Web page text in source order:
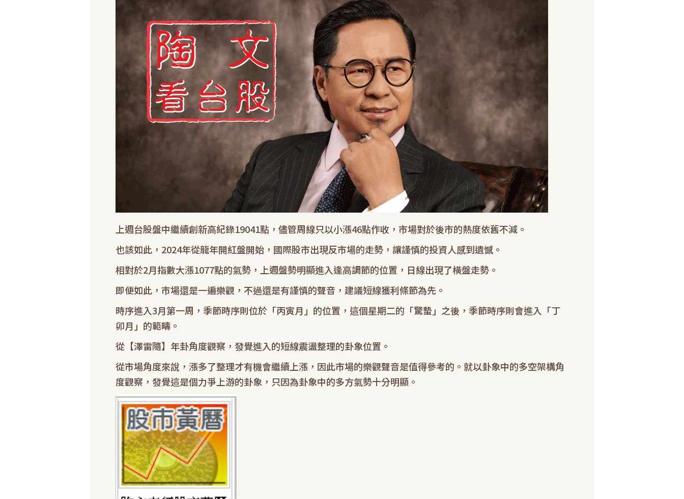
上週台股盤中繼續創新高紀錄19041點，儘管周線只以小漲46點作收，市場對於後市的熱度依舊不減。
也該如此，2024年從龍年開紅盤開始，國際股市出現反市場的走勢，讓謹慎的投資人感到遺憾。
相對於2月指數大漲1077點的氣勢，上週盤勢明顯進入逢高調節的位置，日線出現了橫盤走勢。
即便如此，市場還是一遍樂觀，不過還是有謹慎的聲音，建議短線獲利條節為先。
時序進入3月第一周，季節時序則位於「丙寅月」的位置，這個星期二的「驚蟄」之後，季節時序則會進入「丁
卯月」的範疇。
從【澤雷隨】年卦角度觀察，發覺進入的短線震盪整理的卦象位置。
從市場角度來說，漲多了整理才有機會繼續上漲，因此市場的樂觀聲音是值得參考的。就以卦象中的多空架構角
度觀察，發覺這是個力爭上游的卦象，只因為卦象中的多方氣勢十分明顯。